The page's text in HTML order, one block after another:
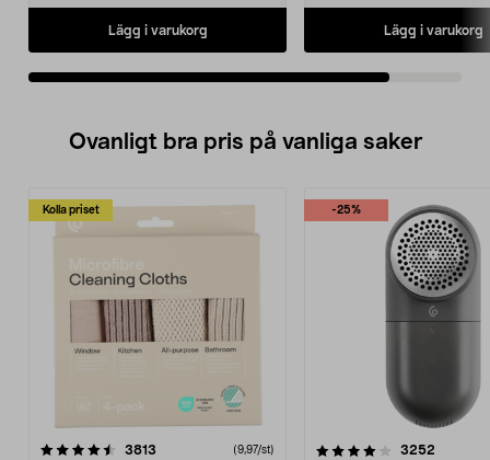
Lägg i varukorg Lägg i varukorg
Ovanligt bra pris på vanliga saker
Kolla priset
3813 (9,97/st)
-25%
4.0av 5 stjärnor 3252
4.5av 5 stjärnor